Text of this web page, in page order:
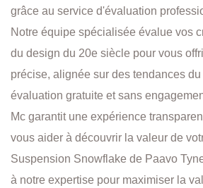
grâce au service d'évaluation
Notre équipe spécialisée évalue vos
du design du 20e siècle pour vous
précise, alignée sur des tendances
évaluation gratuite et sans
Mc garantit une expérience
vous aider à découvrir la valeur de
Suspension Snowflake de Paavo
à notre expertise pour maximiser la